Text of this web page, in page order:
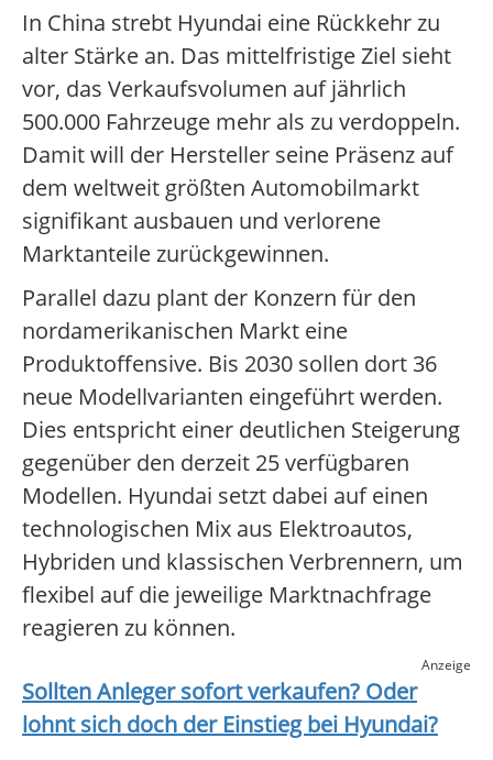
In China strebt Hyundai eine Rückkehr zu
alter Stärke an. Das mittelfristige Ziel sieht
vor, das Verkaufsvolumen auf jährlich
500.000 Fahrzeuge mehr als zu verdoppeln.
Damit will der Hersteller seine Präsenz auf
dem weltweit größten Automobilmarkt
signifikant ausbauen und verlorene
Marktanteile zurückgewinnen.
Parallel dazu plant der Konzern für den
nordamerikanischen Markt eine
Produktoffensive. Bis 2030 sollen dort 36
neue Modellvarianten eingeführt werden.
Dies entspricht einer deutlichen Steigerung
gegenüber den derzeit 25 verfügbaren
Modellen. Hyundai setzt dabei auf einen
technologischen Mix aus Elektroautos,
Hybriden und klassischen Verbrennern, um
flexibel auf die jeweilige Marktnachfrage
reagieren zu können.
Anzeige
Sollten Anleger sofort verkaufen? Oder
lohnt sich doch der Einstieg bei Hyundai?